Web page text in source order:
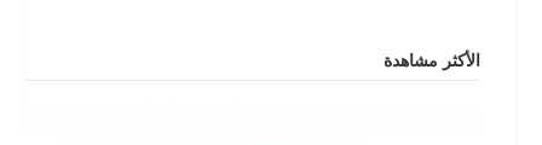
الأكثر مشاهدة